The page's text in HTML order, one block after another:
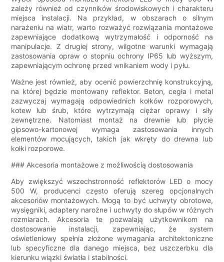
zależy również od czynników środowiskowych i charakteru
miejsca instalacji. Na przykład, w obszarach o silnym
narażeniu na wiatr, warto rozważyć rozwiązania montażowe
zapewniające dodatkową wytrzymałość i odporność na
manipulacje. Z drugiej strony, wilgotne warunki wymagają
zastosowania opraw o stopniu ochrony IP65 lub wyższym,
zapewniającym ochronę przed wnikaniem wody i pyłu.
Ważne jest również, aby ocenić powierzchnię konstrukcyjną,
na której będzie montowany reflektor. Beton, cegła i metal
zazwyczaj wymagają odpowiednich kołków rozporowych,
kotew lub śrub, które wytrzymają ciężar oprawy i siły
zewnętrzne. Natomiast montaż na drewnie lub płycie
gipsowo-kartonowej wymaga zastosowania innych
elementów mocujących, takich jak wkręty do drewna lub
kołki rozporowe.
### Akcesoria montażowe z możliwością dostosowania
Aby zwiększyć wszechstronność reflektorów LED o mocy
500 W, producenci często oferują szereg opcjonalnych
akcesoriów montażowych. Mogą to być uchwyty obrotowe,
wysięgniki, adaptery narożne i uchwyty do słupów w różnych
rozmiarach. Akcesoria te pozwalają użytkownikom na
dostosowanie instalacji, zapewniając, że system
oświetleniowy spełnia złożone wymagania architektoniczne
lub specyficzne dla danego miejsca, bez uszczerbku dla
kierunku wiązki światła i stabilności.